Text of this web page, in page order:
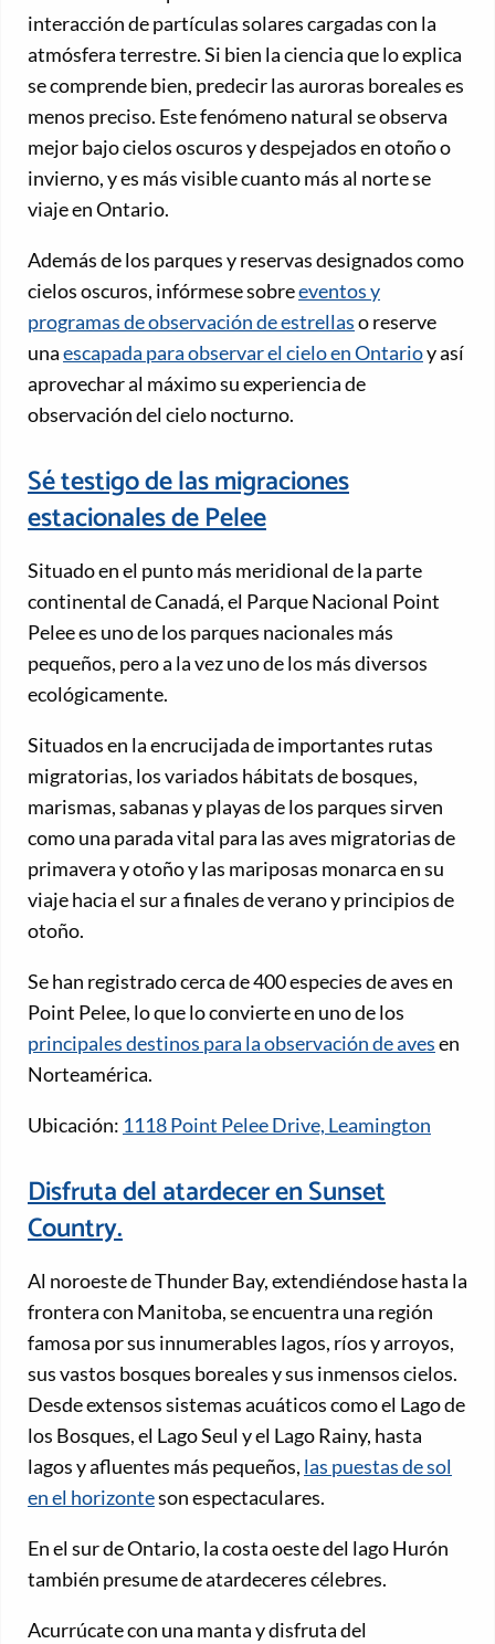
interacción de partículas solares cargadas con la
atmósfera terrestre. Si bien la ciencia que lo explica
se comprende bien, predecir las auroras boreales es
menos preciso. Este fenómeno natural se observa
mejor bajo cielos oscuros y despejados en otoño o
invierno, y es más visible cuanto más al norte se
viaje en Ontario.
Además de los parques y reservas designados como
cielos oscuros, infórmese sobreeventos y
programas de observación de estrellaso reserve
unaescapada para observar el cielo en Ontarioy así
aprovechar al máximo su experiencia de
observación del cielo nocturno.
Sé testigo de las migraciones
estacionales de Pelee
Situado en el punto más meridional de la parte
continental de Canadá, el Parque Nacional Point
Pelee es uno de los parques nacionales más
pequeños, pero a la vez uno de los más diversos
ecológicamente.
Situados en la encrucijada de importantes rutas
migratorias, los variados hábitats de bosques,
marismas, sabanas y playas de los parques sirven
como una parada vital para las aves migratorias de
primavera y otoño y las mariposas monarca en su
viaje hacia el sur a finales de verano y principios de
otoño.
Se han registrado cerca de 400 especies de aves en
Point Pelee, lo que lo convierte en uno de los
principales destinos para la observación de avesen
Norteamérica.
Ubicación: 1118 Point Pelee Drive, Leamington
Disfruta del atardecer en Sunset
Country.
Al noroeste de Thunder Bay, extendiéndose hasta la
frontera con Manitoba, se encuentra una región
famosa por sus innumerables lagos, ríos y arroyos,
sus vastos bosques boreales y sus inmensos cielos.
Desde extensos sistemas acuáticos como el Lago de
los Bosques, el Lago Seul y el Lago Rainy, hasta
lagos y afluentes más pequeños, las puestas de sol
en el horizonteson espectaculares.
En el sur de Ontario, la costa oeste del lago Hurón
también presume de atardeceres célebres.
Acurrúcate con una manta y disfruta del